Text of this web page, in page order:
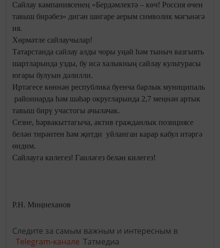
Сайлау кампаниясенең «Бердәмлектә – көч! Россия өчен
тавыш бирәбез» дигән шигаре аерым символик мәгънәгә
ия.
Хөрмәтле сайлаучылар!
Татарстанда сайлау алды чоры уңай һәм тыныч вазгыять
шартларында узды, бу исә халыкның сайлау культурасы
югары булуын дәлилли.
Иртәгесе көннән республика буенча барлык муниципаль
районнарда һәм шәһәр округларында 2,7 меңнән артык
тавыш бирү участогы ачылачак.
Сезне, һәрвакыттагыча, актив гражданлык позициясе
белән тирәнтен һәм җитди уйланган карар кабул итәргә
өндим.
Сайлауга килегез! Гаиләгез белән килегез!
Р.Н. Миңнеханов
Следите за самым важным и интересным в
Telegram-канале Татмедиа